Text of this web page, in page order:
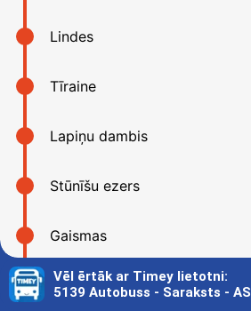
Lindes
Tīraine
Lapiņu dambis
Stūnīšu ezers
Gaismas
Baložu stacija
Vēl ērtāk ar Timey lietotni: